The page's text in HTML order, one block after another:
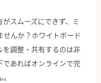
スムーズにできず、ミ
んか？ホワイトボード
調整・共有するのは非
あればオンラインで完